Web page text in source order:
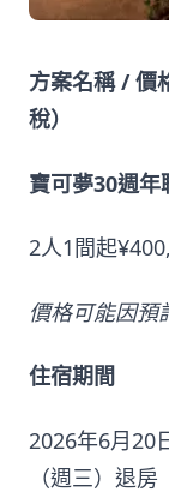
方案名稱 / 價
稅）
寶可夢30週
2人1間起
價格可能因預
住宿期間
2026年6月20
（週三）退房